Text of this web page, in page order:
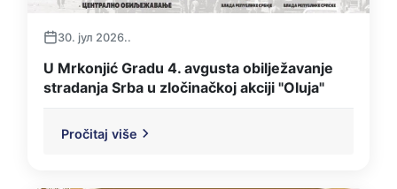
30. јул 2026..
U Mrkonjić Gradu 4. avgusta obilježavanje
stradanja Srba u zločinačkoj akciji "Oluja"
Pročitaj više